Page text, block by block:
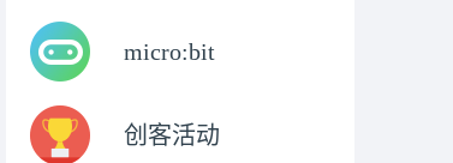
micro:bit
创客活动